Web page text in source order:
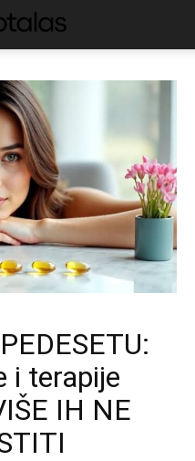
i terapije
IH NE